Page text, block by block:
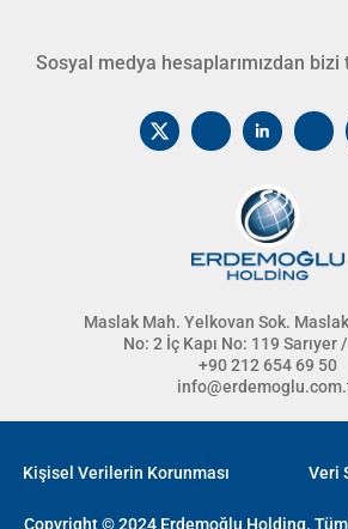
Sosyal medya hesaplarımızdan
Maslak Mah. Yelkovan Sok.
No: 2 İç Kapı No: 119 Sarıyer
+90 212 654 69 50
Copyright © 2024 Erdemoğlu Holding. Tüm
Kişisel Verilerin Korunması Veri